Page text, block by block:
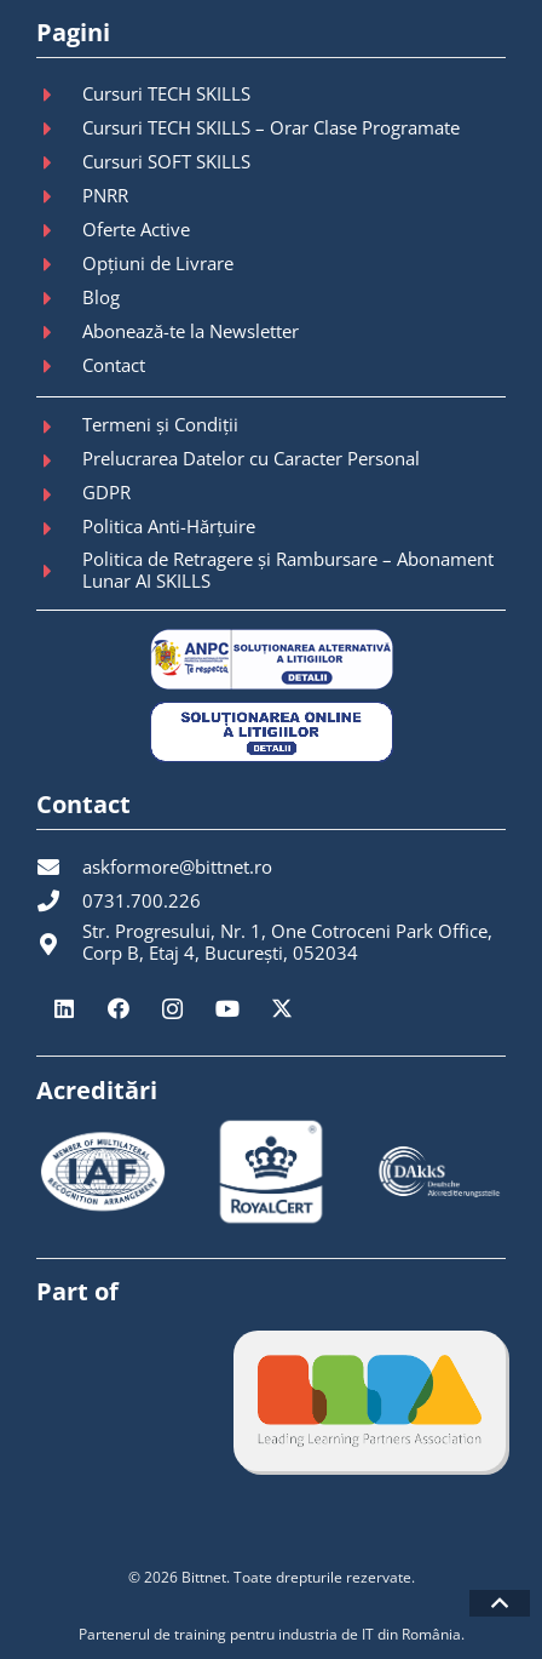
Pagini
Cursuri TECH SKILLS
Cursuri TECH SKILLS – Orar Clase Programate
Cursuri SOFT SKILLS
PNRR
Oferte Active
Opțiuni de Livrare
Blog
Abonează-te la Newsletter
Contact
Termeni și Condiții
Prelucrarea Datelor cu Caracter Personal
GDPR
Politica Anti-Hărțuire
Politica de Retragere și Rambursare – Abonament
Lunar AI SKILLS
Contact
askformore@bittnet.ro
0731.700.226
Str. Progresului, Nr. 1, One Cotroceni Park Office,
Corp B, Etaj 4, București, 052034
Acreditări
Part of
© 2026 Bittnet. Toate drepturile rezervate.
Partenerul de training pentru industria de IT din România.